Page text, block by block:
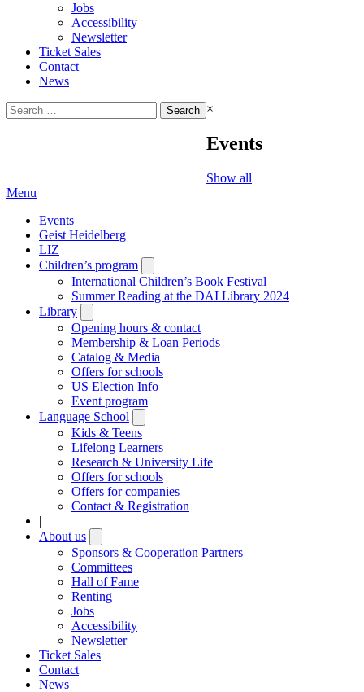
Jobs
Accessibility
Newsletter
Ticket Sales
Contact
News
Search
for:
×
Events
Show all
Menu
Events
Geist Heidelberg
LIZ
Children’s program
submenu
International Children’s Book Festival
Summer Reading at the DAI Library 2024
Library
submenu
Opening hours & contact
Membership & Loan Periods
Catalog & Media
Offers for schools
US Election Info
Event program
Language School
submenu
Kids & Teens
Lifelong Learners
Research & University Life
Offers for schools
Offers for companies
Contact & Registration
|
About us
submenu
Sponsors & Cooperation Partners
Committees
Hall of Fame
Renting
Jobs
Accessibility
Newsletter
Ticket Sales
Contact
News